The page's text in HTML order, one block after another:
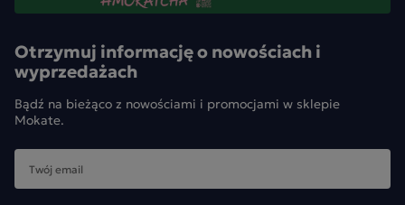
Otrzymuj informację o nowościach i
wyprzedażach
Bądź na bieżąco z nowościami i promocjami w sklepie
Mokate.